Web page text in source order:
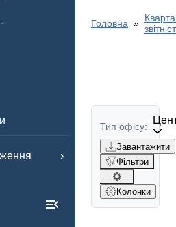
Головна
Тип офісу:
Завантажити
Фільтри
Колонки